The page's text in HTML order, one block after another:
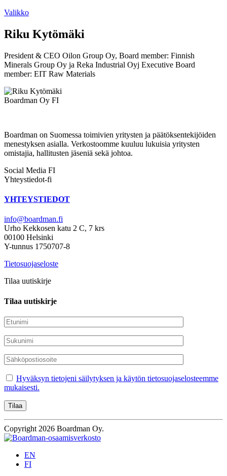
Valikko
Riku Kytömäki
President & CEO Oilon Group Oy, Board member: Finnish
Minerals Group Oy ja Reka Industrial Oyj Executive Board
member: EIT Raw Materials
Boardman Oy FI
Boardman on Suomessa toimivien yritysten ja päätöksentekijöiden
menestyksen asialla. Verkostoomme kuuluu lukuisia yritysten
omistajia, hallitusten jäseniä sekä johtoa.
Social Media FI
Yhteystiedot-fi
YHTEYSTIEDOT
info@boardman.fi
Urho Kekkosen katu 2 C, 7 krs
00100 Helsinki
Y-tunnus 1750707-8
Tietosuojaseloste
Tilaa uutiskirje
Tilaa uutiskirje
Hyväksyn tietojeni säilytyksen ja käytön tietosuojaselosteemme
mukaisesti.
Copyright 2026 Boardman Oy.
EN
FI